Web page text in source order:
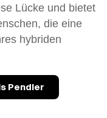
Lücke und bietet
die eine
hybriden
Pendler